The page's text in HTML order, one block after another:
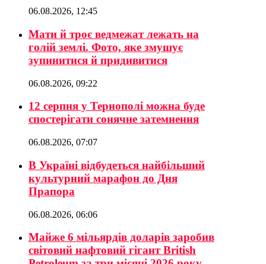
06.08.2026, 12:45
Мати й троє ведмежат лежать на
голій землі. Фото, яке змушує
зупинитися й придивитися
06.08.2026, 09:22
12 серпня у Тернополі можна буде
спостерігати сонячне затемнення
06.08.2026, 07:07
В Україні відбудеться найбільший
культурний марафон до Дня
Прапора
06.08.2026, 06:06
Майже 6 мільярдів доларів заробив
світовий нафтовий гігант British